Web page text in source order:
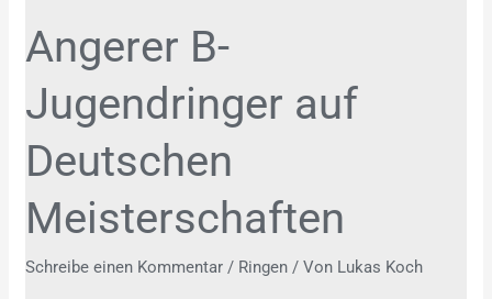
Angerer B-
Jugendringer auf
Deutschen
Meisterschaften
Schreibe einen Kommentar / Ringen / Von Lukas Koch
auf
Deutschen
Meisterschaften